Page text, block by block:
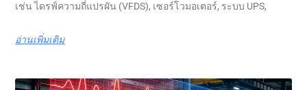
เช่น ไดรฟ์ความถี่แปรผัน (VFDS), เซอร์โวมอเตอร์, ระบบ UPS,
อ่านเพิ่มเติม